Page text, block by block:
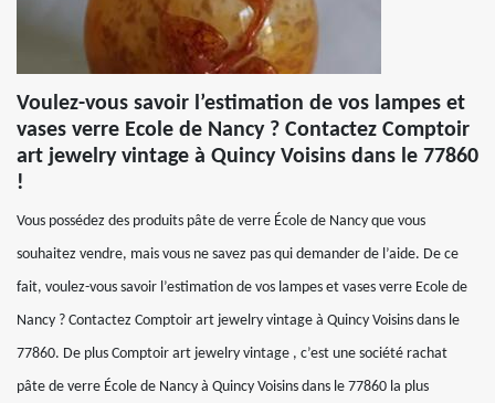
Voulez-vous savoir l’estimation de vos lampes et
vases verre Ecole de Nancy ? Contactez Comptoir
art jewelry vintage à Quincy Voisins dans le 77860
!
Vous possédez des produits pâte de verre École de Nancy que vous
souhaitez vendre, mais vous ne savez pas qui demander de l’aide. De ce
fait, voulez-vous savoir l’estimation de vos lampes et vases verre Ecole de
Nancy ? Contactez Comptoir art jewelry vintage à Quincy Voisins dans le
77860. De plus Comptoir art jewelry vintage , c’est une société rachat
pâte de verre École de Nancy à Quincy Voisins dans le 77860 la plus